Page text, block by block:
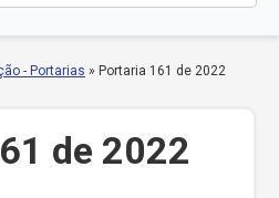
- Portarias » Portaria 161 de 2022
de 2022